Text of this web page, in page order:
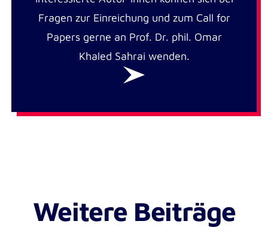
Fragen zur Einreichung und zum Call for
Papers gerne an Prof. Dr. phil. Omar
Khaled Sahrai wenden.
Weitere Beiträge